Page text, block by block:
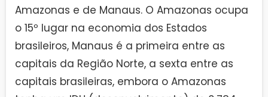
Amazonas e de Manaus. O Amazonas ocupa
o 15º lugar na economia dos Estados
brasileiros, Manaus é a primeira entre as
capitais da Região Norte, a sexta entre as
capitais brasileiras, embora o Amazonas